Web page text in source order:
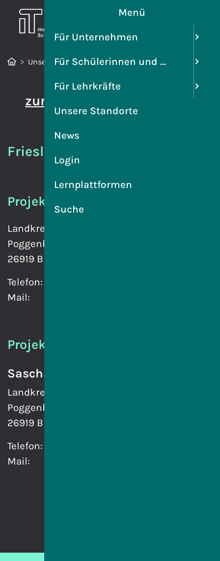
Unsere Standorte Friesland
zurück
Friesland
Projektleitung
Landkreis Wesermarsch
Poggenburger Straße 15
26919 Brake
Telefon:
Mail:
Projektkoordination
Sascha Krefta
Landkreis Wesermarsch
Poggenburger Straße 15
26919 Brake
Telefon:
Mail:
Menü
Für Unternehmen
Für Schülerinnen und Schüler
Für Lehrkräfte
Unsere Standorte
News
Login
Lernplattformen
Suche